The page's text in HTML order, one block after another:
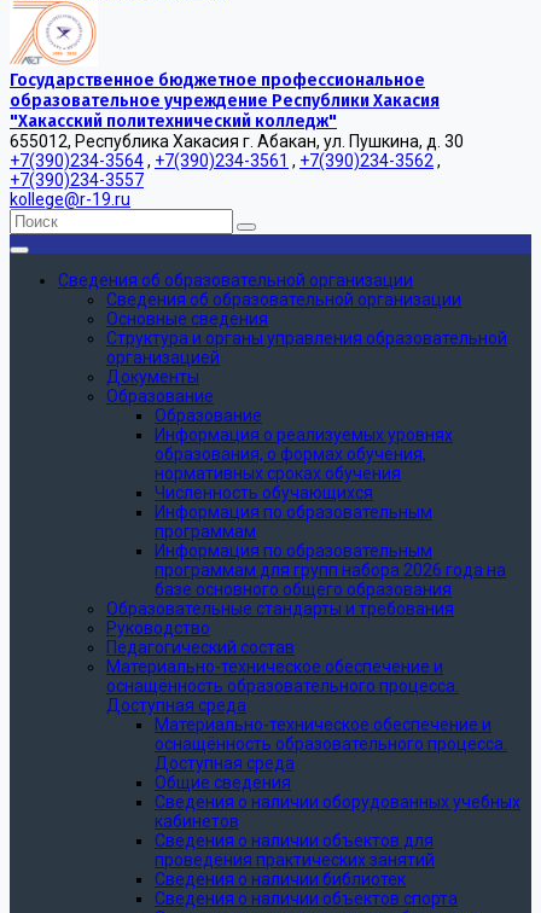
Государственное бюджетное профессиональное
образовательное учреждение Республики Хакасия
"Хакасский политехнический колледж"
655012, Республика Хакасия г. Абакан, ул. Пушкина, д. 30
+7(390)234-3564, +7(390)234-3561 , +7(390)234-3562 ,
+7(390)234-3557
kollege@r-19.ru
Сведения об образовательной организации
Сведения об образовательной организации
Основные сведения
Структура и органы управления образовательной
организацией
Документы
Образование
Образование
Информация о реализуемых уровнях
образования, о формах обучения,
нормативных сроках обучения
Численность обучающихся
Информация по образовательным
программам
Информация по образовательным
программам для групп набора 2026 года на
базе основного общего образования
Образовательные стандарты и требования
Руководство
Педагогический состав
Материально-техническое обеспечение и
оснащённость образовательного процесса.
Доступная среда
Материально-техническое обеспечение и
оснащённость образовательного процесса.
Доступная среда
Общие сведения
Сведения о наличии оборудованных учебных
кабинетов
Сведения о наличии объектов для
проведения практических занятий
Сведения о наличии библиотек
Сведения о наличии объектов спорта